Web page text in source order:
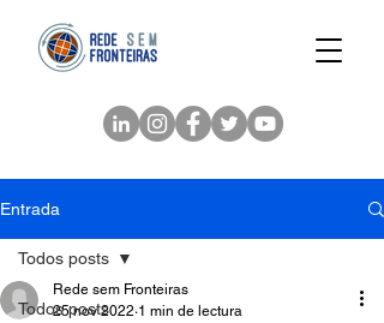
Entrada
Todos posts
Todos posts
Rede sem Fronteiras
25 nov 2022 1 min de lectura